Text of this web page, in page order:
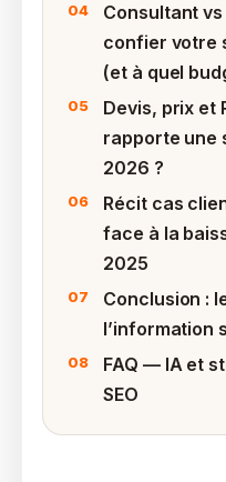
Consultant vs
confier votre
(et à quel
Devis, prix et
rapporte une
2026 ?
Récit cas
face à la
2025
Conclusion :
l’information
FAQ — IA et
SEO